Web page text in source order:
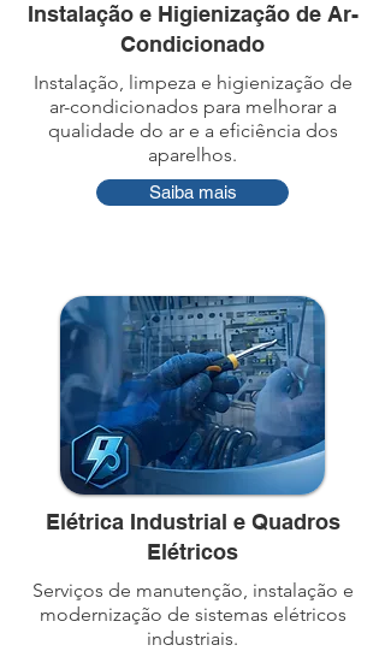
Instalação e Higienização de Ar-
Condicionado
Instalação, limpeza e higienização de
ar-condicionados para melhorar a
qualidade do ar e a eficiência dos
aparelhos.
Saiba mais
Elétrica Industrial e Quadros
Elétricos
Serviços de manutenção, instalação e
modernização de sistemas elétricos
industriais.